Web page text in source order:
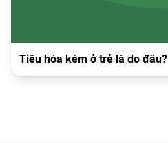
Tiêu hóa kém ở trẻ là do đâu?